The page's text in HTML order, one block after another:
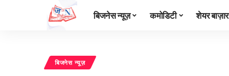
बिजनेस न्यूज़ कमोडिटी शेयर बाज़ार
बिजनेस न्यूज़